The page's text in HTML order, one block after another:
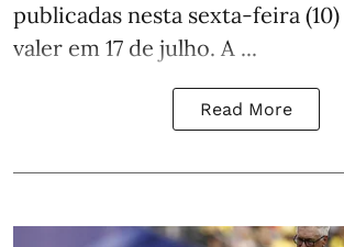
publicadas nesta sexta-feira (10)
valer em 17 de julho. A ...
Read More